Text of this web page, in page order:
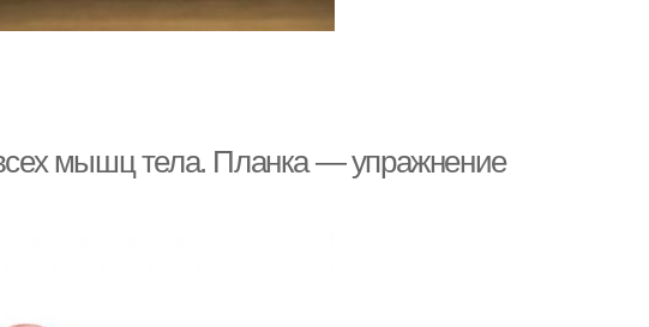
мышц тела. Планка — упражнение